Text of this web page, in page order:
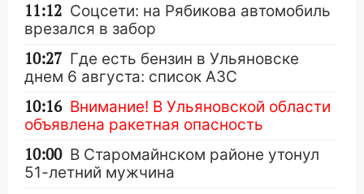
11:12 Соцсети: на Рябикова автомобиль
врезался в забор
10:27 Где есть бензин в Ульяновске
днем 6 августа: список АЗС
10:16 Внимание! В Ульяновской области
объявлена ракетная опасность
10:00 В Старомайнском районе утонул
51-летний мужчина